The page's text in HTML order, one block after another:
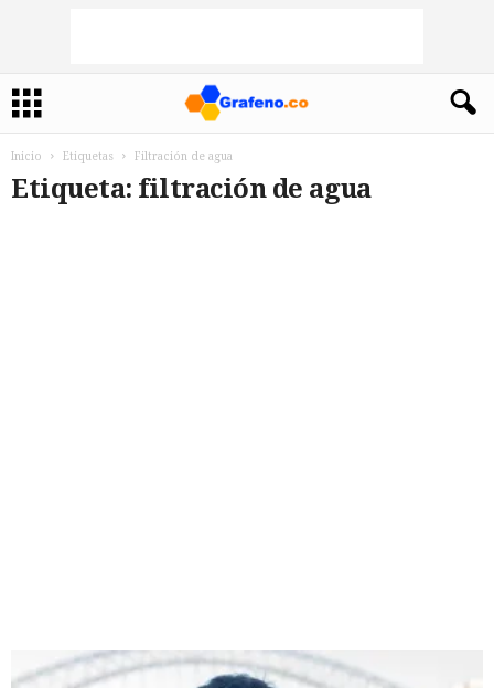
Inicio Etiquetas Filtración de agua
Etiqueta: filtración de agua